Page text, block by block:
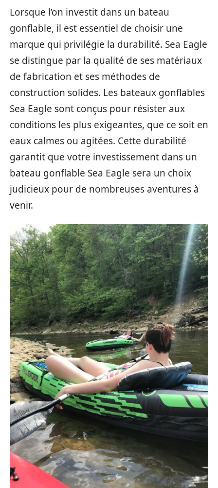
Lorsque l’on investit dans un bateau
gonflable, il est essentiel de choisir une
marque qui privilégie la durabilité. Sea Eagle
se distingue par la qualité de ses matériaux
de fabrication et ses méthodes de
construction solides. Les bateaux gonflables
Sea Eagle sont conçus pour résister aux
conditions les plus exigeantes, que ce soit en
eaux calmes ou agitées. Cette durabilité
garantit que votre investissement dans un
bateau gonflable Sea Eagle sera un choix
judicieux pour de nombreuses aventures à
venir.